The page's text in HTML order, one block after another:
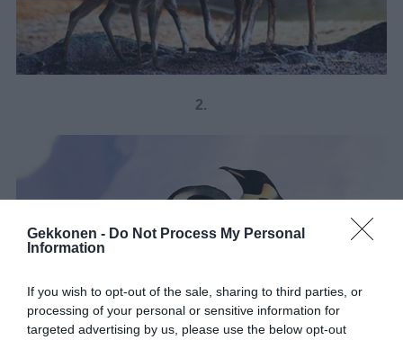
Gekkonen - Do Not Process My Personal
Information
If you wish to opt-out of the sale, sharing to third parties, or
processing of your personal or sensitive information for
targeted advertising by us, please use the below opt-out
2.